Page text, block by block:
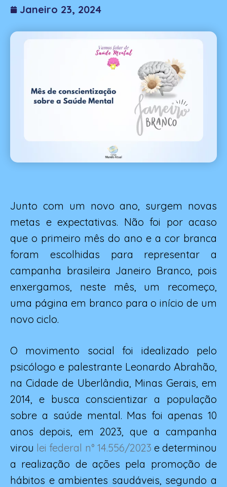
Janeiro 23, 2024
Junto com um novo ano, surgem novas
metas e expectativas. Não foi por acaso
que o primeiro mês do ano e a cor branca
foram escolhidas para representar a
campanha brasileira Janeiro Branco, pois
enxergamos, neste mês, um recomeço,
uma página em branco para o início de um
novo ciclo.
O movimento social foi idealizado pelo
psicólogo e palestrante Leonardo Abrahão,
na Cidade de Uberlândia, Minas Gerais, em
2014, e busca conscientizar a população
sobre a saúde mental. Mas foi apenas 10
anos depois, em 2023, que a campanha
virou lei federal n° 14.556/2023 e determinou
a realização de ações pela promoção de
hábitos e ambientes saudáveis, segundo a